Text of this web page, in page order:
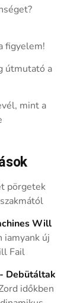
figyelem!
útmutató a
mint a
pörgetek
Will
iamyank új
Fail
Debütáltak
időkben